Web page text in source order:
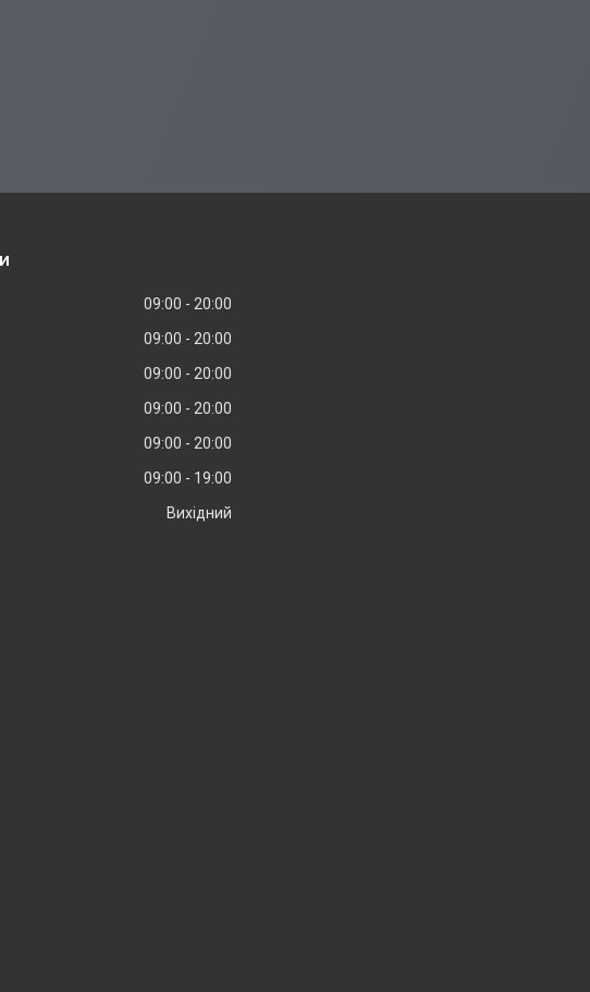
09:00
20:00
09:00
20:00
09:00
20:00
09:00
20:00
09:00
20:00
09:00
19:00
Вихідний